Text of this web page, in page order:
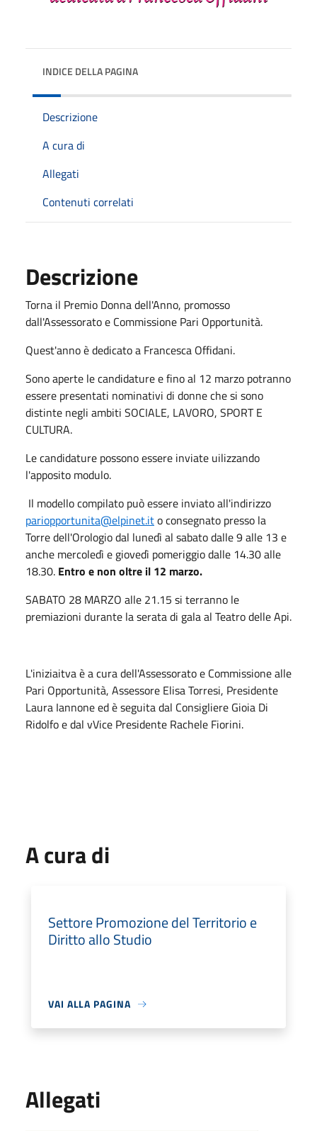
INDICE DELLA PAGINA
Descrizione
A cura di
Allegati
Contenuti correlati
Descrizione
Torna il Premio Donna dell'Anno, promosso
dall'Assessorato e Commissione Pari Opportunità.
Quest'anno è dedicato a Francesca Offidani.
Sono aperte le candidature e fino al 12 marzo potranno
essere presentati nominativi di donne che si sono
distinte negli ambiti SOCIALE, LAVORO, SPORT E
CULTURA.
Le candidature possono essere inviate uilizzando
l'apposito modulo.
Il modello compilato può essere inviato all'indirizzo
pariopportunita@elpinet.ito consegnato presso la
Torre dell'Orologio dal lunedì al sabato dalle 9 alle 13 e
anche mercoledì e giovedì pomeriggio dalle 14.30 alle
18.30. Entro e non oltre il 12 marzo.
SABATO 28 MARZO alle 21.15 si terranno le
premiazioni durante la serata di gala al Teatro delle Api.
L'iniziaitva è a cura dell'Assessorato e Commissione alle
Pari Opportunità, Assessore Elisa Torresi, Presidente
Laura Iannone ed è seguita dal Consigliere Gioia Di
Ridolfo e dal vVice Presidente Rachele Fiorini.
A cura di
Settore Promozione del Territorio e
Diritto allo Studio
VAI ALLA PAGINA
Allegati